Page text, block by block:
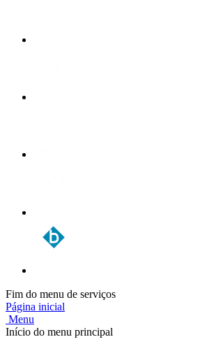
Fim do menu de serviços
Página inicial
Menu
Início do menu principal